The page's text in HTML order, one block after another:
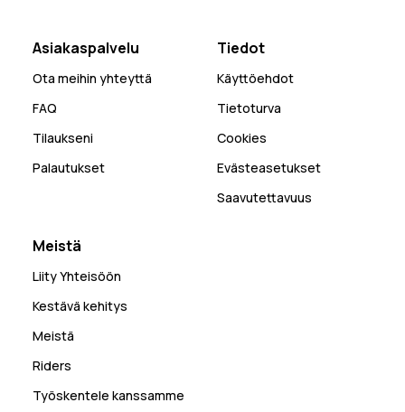
Asiakaspalvelu
Ota meihin yhteyttä
FAQ
Tilaukseni
Palautukset
Tiedot
Käyttöehdot
Tietoturva
Cookies
Evästeasetukset
Saavutettavuus
Meistä
Liity Yhteisöön
Kestävä kehitys
Meistä
Riders
Työskentele kanssamme